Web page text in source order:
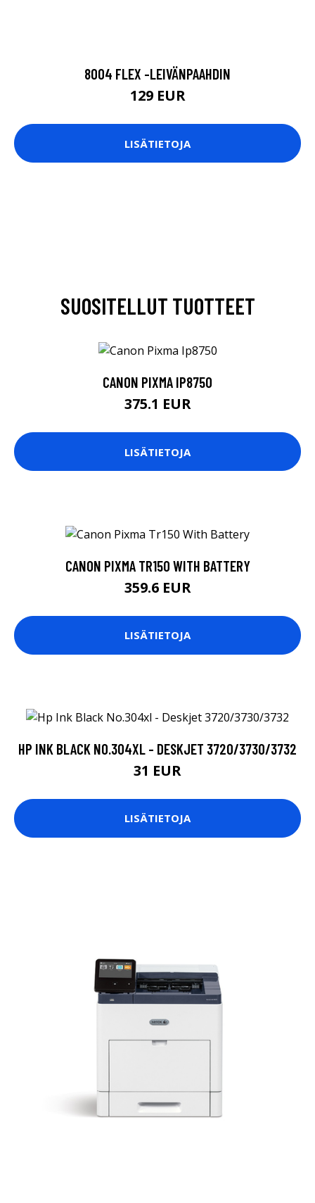
8004 FLEX -LEIVÄNPAAHDIN
129 EUR
LISÄTIETOJA
SUOSITELLUT TUOTTEET
CANON PIXMA IP8750
375.1 EUR
LISÄTIETOJA
CANON PIXMA TR150 WITH BATTERY
359.6 EUR
LISÄTIETOJA
HP INK BLACK NO.304XL - DESKJET 3720/3730/3732
31 EUR
LISÄTIETOJA